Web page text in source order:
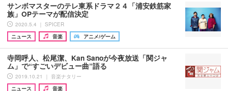
サンボマスターのテレ東系ドラマ２４「浦安鉄筋家
族」OPテーマが配信決定
2020.5.4 ｜ SPICER
ニュース
音楽 アニメ/ゲーム
寺岡呼人、松尾潔、Kan Sanoが今夜放送「関ジャ
ム」で“すごいデビュー曲”語る
2019.10.21 ｜ 音楽ナタリー
ニュース
音楽